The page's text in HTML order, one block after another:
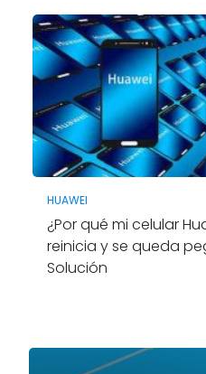
HUAWEI
¿Por qué mi celular
reinicia y se queda
Solución